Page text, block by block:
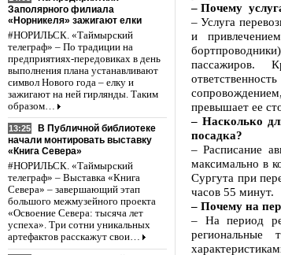
Заполярного филиала
«Норникеля» зажигают елки
#НОРИЛЬСК. «Таймырский
телеграф» – По традиции на
предприятиях-передовиках в день
выполнения плана устанавливают
символ Нового года – елку и
зажигают на ней гирлянды. Таким
образом…
13:25
В Публичной библиотеке
начали монтировать выставку
«Книга Севера»
#НОРИЛЬСК. «Таймырский
телеграф» – Выставка «Книга
Севера» – завершающий этап
большого межмузейного проекта
«Освоение Севера: тысяча лет
успеха». Три сотни уникальных
артефактов расскажут свои…
– Почему
– Услуга
и
пассажиров.
превышает ее
– Насколько
посадка?
– Расписание
максимально в
Сургута при
часов 55 минут.
– Почему на
– На период
региональные